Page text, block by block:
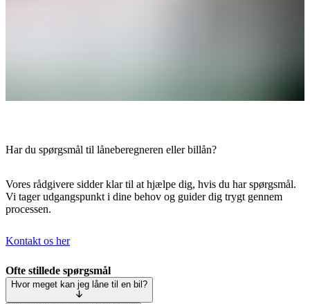
Har du spørgsmål til låneberegneren eller billån?
Vores rådgivere sidder klar til at hjælpe dig, hvis du har spørgsmål.
Vi tager udgangspunkt i dine behov og guider dig trygt gennem
processen.
Kontakt os her
Ofte stillede spørgsmål
Hvor meget kan jeg låne til en bil?